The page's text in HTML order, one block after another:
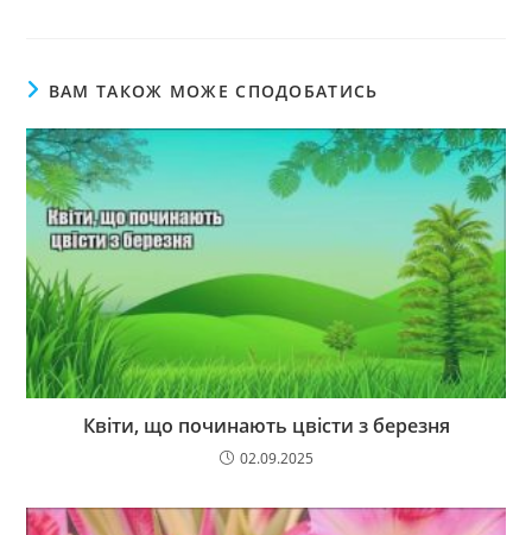
ВАМ ТАКОЖ МОЖЕ СПОДОБАТИСЬ
Квіти, що починають цвісти з березня
02.09.2025